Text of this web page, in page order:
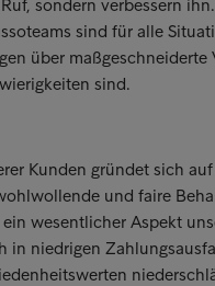
sondern verbessern
sind für alle
über maßgeschneiderte
sind.
Kunden gründet sich
und faire
wesentlicher Aspekt
in niedrigen